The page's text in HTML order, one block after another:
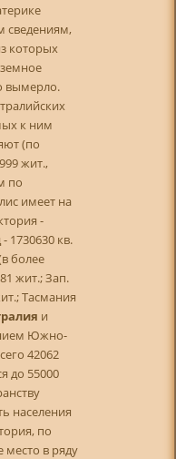
сведениям,
которых
вымерло.
к ним
(по
жит.,
по
имеет на
-
1730630 кв.
более
жит.; Зап.
Тасмания
и
Южно-
42062
до 55000
населения
по
место в ряду